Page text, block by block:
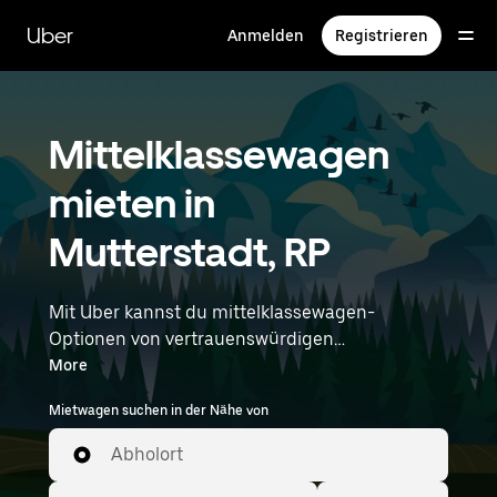
zum
Hauptinhalt
Uber Anmelden Registrieren
Mittelklassewagen
mieten in
Mutterstadt, RP
Mit Uber kannst du mittelklassewagen-
Optionen von vertrauenswürdigen
Autovermietungen durchstöbern.
Mittelklassewagen bieten mehr Platz für
Fahrgäste und Gepäck – ideal für
Pendelfahrten, Besorgungen oder
Wochenendausflüge. Gib deine Zeit- und
More
Mietwagen suchen in der Nähe von
Abholort